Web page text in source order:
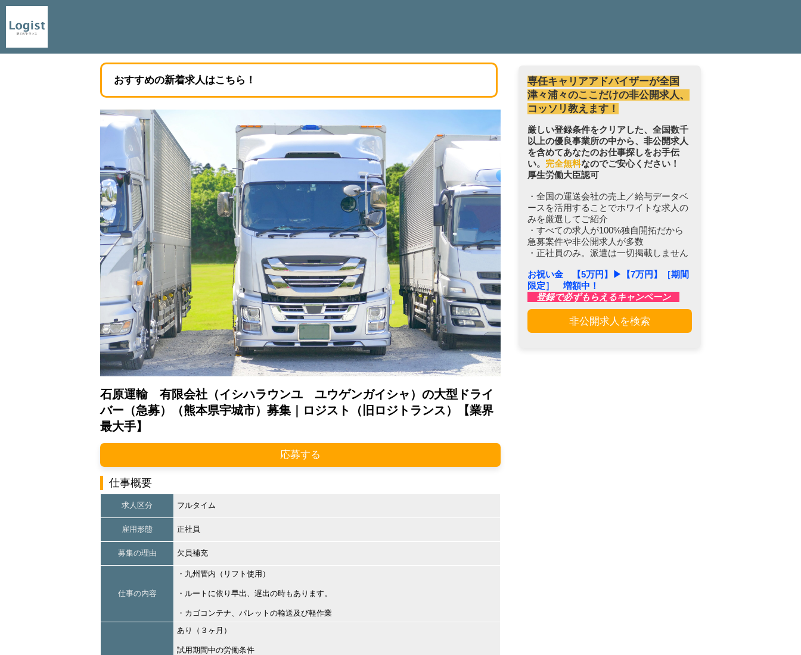
おすすめの新着求人はこちら！
石原運輸 有限会社（イシハラウンユ ユウゲンガイシャ）の大型ドライ
バー（急募）（熊本県宇城市）募集｜ロジスト（旧ロジトランス）【業界
最大手】
応募する
仕事概要
求人区分 フルタイム
雇用形態 正社員
募集の理由 欠員補充
仕事の内容
・九州管内（リフト使用）
・ルートに依り早出、遅出の時もあります。
・カゴコンテナ、パレットの輸送及び軽作業
あり（３ヶ月）
試用期間中の労働条件
専任キャリアアドバイザーが全国
津々浦々のここだけの非公開求人、
コッソリ教えます！
厳しい登録条件をクリアした、全国数千
以上の優良事業所の中から、非公開求人
を含めてあなたのお仕事探しをお手伝
い。 完全無料なのでご安心ください！
厚生労働大臣認可
・全国の運送会社の売上／給与データベ
ースを活用することでホワイトな求人の
みを厳選してご紹介
・すべての求人が100%独自開拓だから
急募案件や非公開求人が多数
・正社員のみ。派遣は一切掲載しません
お祝い金 【5万円】▶︎【7万円】［期間
限定］ 増額中！
登録で必ずもらえるキャンペーン
非公開求人を検索